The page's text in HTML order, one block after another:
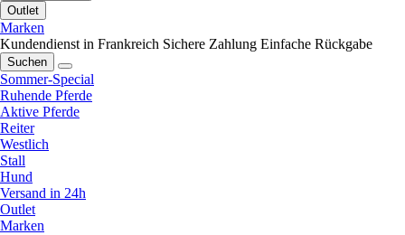
Outlet
Marken
Kundendienst in Frankreich Sichere Zahlung Einfache Rückgabe
Suchen
Sommer-Special
Ruhende Pferde
Aktive Pferde
Reiter
Westlich
Stall
Hund
Versand in 24h
Outlet
Marken